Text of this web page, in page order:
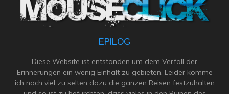
EPILOG
Diese Website ist entstanden um dem Verfall der
Erinnerungen ein wenig Einhalt zu gebieten. Leider komme
ich noch viel zu selten dazu die ganzen Reisen festzuhalten